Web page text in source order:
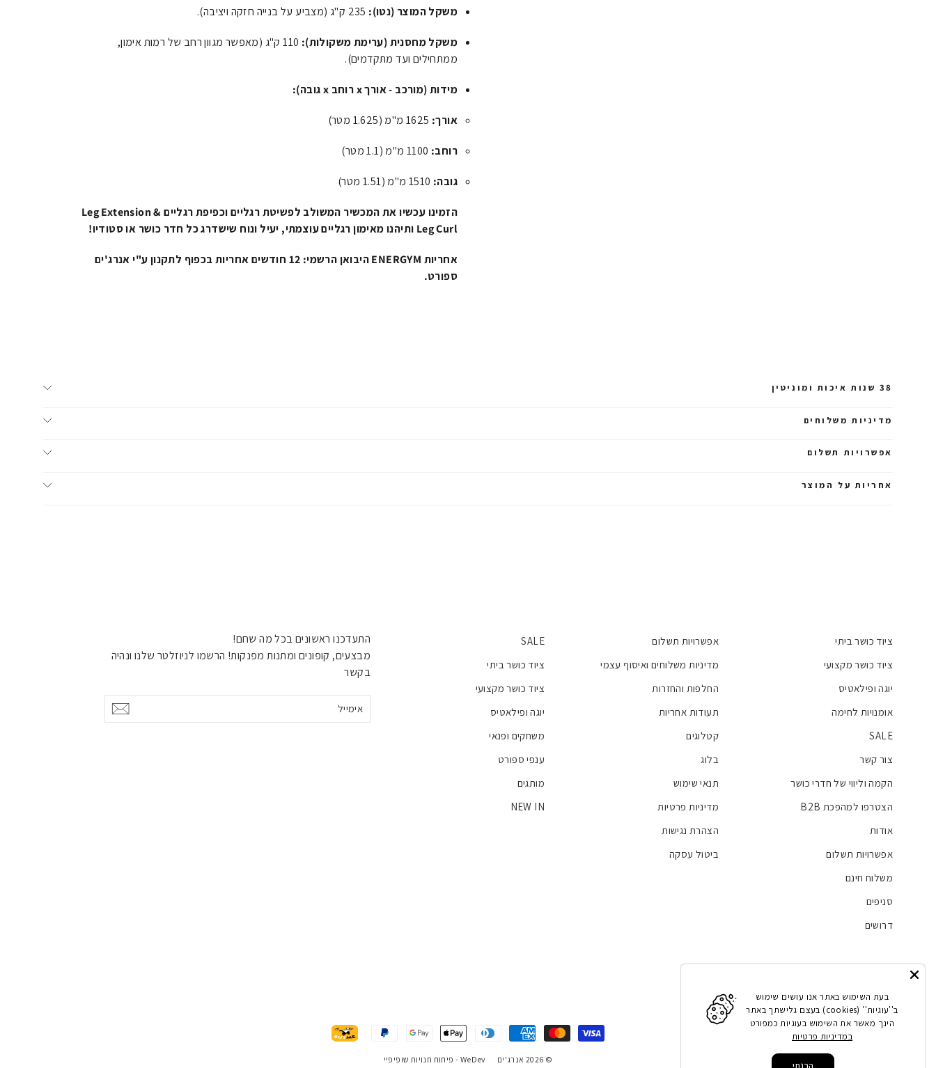
משקל המוצר (נטו):
משקל מחסנית (ערימת משקולות):
110 ק"ג (מאפשר מגוון רחב של רמות אימון,
ממתחילים ועד מתקדמים).
מידות (מורכב - אורך x רוחב x גובה):
אורך:
רוחב:
גובה:
הזמינו עכשיו את המכשיר המשולב לפשיטת רגליים וכפיפת רגליים Leg Extension &
Leg Curl ותיהנו מאימון רגליים עוצמתי, יעיל ונוח שישדרג כל חדר כושר או סטודיו!
אחריות ENERGYM היבואן הרשמי:
12 חודשים אחריות בכפוף לתקנון ע"י אנרג'ים
ספורט.
38 שנות איכות ומוניטין
מדיניות משלוחים
אפשרויות תשלום
אחריות על המוצר
ציוד כושר ביתי
ציוד כושר מקצועי
יוגה ופילאטיס
אומנויות לחימה
SALE
צור קשר
הקמה וליווי של חדרי כושר
הצטרפו למהפכת B2B
אודות
אפשרויות תשלום
משלוח חינם
סניפים
דרושים
אפשרויות תשלום
מדיניות משלוחים ואיסוף עצמי
החלפות והחזרות
תעודות אחריות
קטלוגים
בלוג
תנאי שימוש
מדיניות פרטיות
הצהרת נגישות
ביטול עסקה
SALE
ציוד כושר ביתי
ציוד כושר מקצועי
יוגה ופילאטיס
משחקים ופנאי
ענפי ספורט
מותגים
NEW IN
התעדכנו ראשונים בכל מה שחם!
מבצעים, קופונים ומתנות מפנקות! הרשמו לניוזלטר שלנו ונהיה
בקשר
אימייל
© 2026 אנרג'ים WeDev - פיתוח חנויות שופיפיי
בעת השימוש באתר אנו עושים שימוש
ב''עוגיות'' (cookies) בעצם גלישתך באתר
הינך מאשר את השימוש בעוגיות כמפורט
במדיניות פרטיות
הבנתי